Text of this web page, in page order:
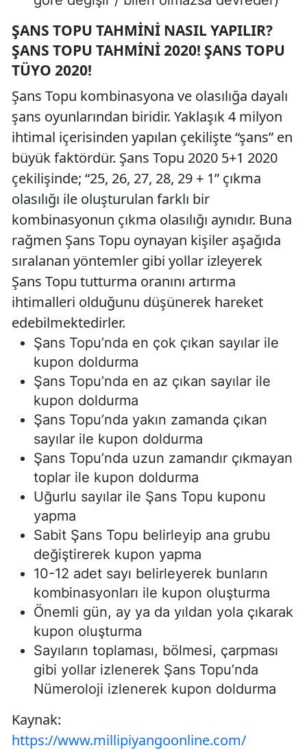
ŞANS TOPU TAHMINI NASIL YAPILIR?
ŞANS TOPU TAHMINI 2020! ŞANS TOPU
TÜYO 2020!
Şans Topu kombinasyona ve olasılığa dayalı
şans oyunlarından biridir. Yaklaşık 4 milyon
ihtimal içerisinden yapılan çekilişte “şans” en
büyük faktördür. Şans Topu 2020 5+1 2020
çekilişinde; “25, 26, 27, 28, 29 + 1” çıkma
olasılığı ile oluşturulan farklı bir
kombinasyonun çıkma olasılığı aynıdır. Buna
rağmen Şans Topu oynayan kişiler aşağıda
sıralanan yöntemler gibi yollar izleyerek
Şans Topu tutturma oranını artırma
ihtimalleri olduğunu düşünerek hareket
edebilmektedirler.
Şans Topu’nda en çok çıkan sayılar ile
kupon doldurma
Şans Topu’nda en az çıkan sayılar ile
kupon doldurma
Şans Topu’nda yakın zamanda çıkan
sayılar ile kupon doldurma
Şans Topu’nda uzun zamandır çıkmayan
toplar ile kupon doldurma
Uğurlu sayılar ile Şans Topu kuponu
yapma
Sabit Şans Topu belirleyip ana grubu
değiştirerek kupon yapma
10-12 adet sayı belirleyerek bunların
kombinasyonları ile kupon oluşturma
Önemli gün, ay ya da yıldan yola çıkarak
kupon oluşturma
Sayıların toplaması, bölmesi, çarpması
gibi yollar izlenerek Şans Topu’nda
Nümeroloji izlenerek kupon doldurma
Kaynak:
https://www.millipiyangoonline.com/